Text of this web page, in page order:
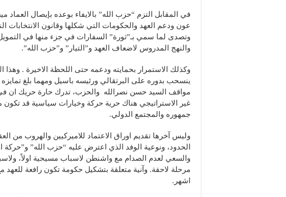
في المقابل التزم “حزب الله” بالايفاء بوعده بإيصال العماد
عون ودعم العهد والحكومات التي شكلها وقانون الانتخابات
وتصدى لما سمي بـ”ثورة” السفارات في جزء منها في
والنهج المدروس لاضعاف العهد و”التيار” و”حزب الله”.
وكذلك الاستمرار بحمايته ودعمه حتى اللحظة الاخيرة . وهذا
ينسحب بدوره على البرتقالي ورئيسه باسيل ومهما بلغ
مواقف السيد حسن نصرالله والحزب، تدرك حارة حريك ان في
غير الاستراتيجي هناك حرية حركة وخيارات سياسية قد تكون
جمهوره والمجتمع الدولي.
وليس آخرها تقديم اوراق الاعتماد للاميركيين والهروب من
الحدود، ونوعية الوفد الذي اعترض عليه “حزب الله” و”حركة
والسعي لعدم الصدام مع واشنطن لاسباب مسيحية اولاً،
مرحلة لاحقة. وآنية متعلقة بتشكيل حكومة تكون رافعة للعهد
اشهر.